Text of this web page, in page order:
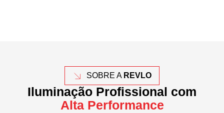
SOBRE A REVLO
Iluminação Profissional com
Alta Performance